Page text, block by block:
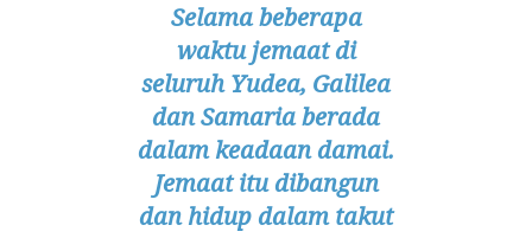
Selama beberapa
waktu jemaat di
seluruh Yudea, Galilea
dan Samaria berada
dalam keadaan damai.
Jemaat itu dibangun
dan hidup dalam takut